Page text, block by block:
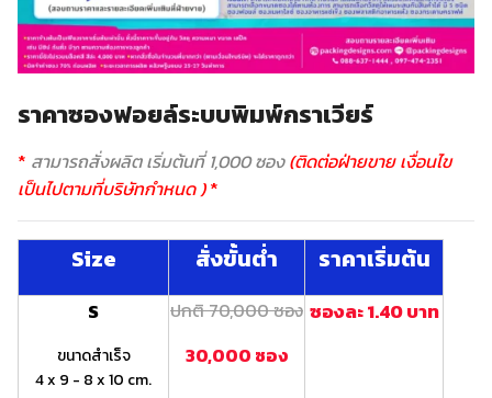
ราคาซองฟอยล์ระบบพิมพ์กราเวียร์
* สามารถสั่งผลิต เริ่มต้นที่ 1,000 ซอง(ติดต่อฝ่ายขาย เงื่อนไข
เป็นไปตามที่บริษัทกำหนด ) *
Size สั่งขั้นต่ำ ราคาเริ่มต้น
S
ขนาดสำเร็จ
4 x 9 - 8 x 10 cm.
ปกติ 70,000 ซอง
30,000 ซอง
ซองละ 1.40 บาท